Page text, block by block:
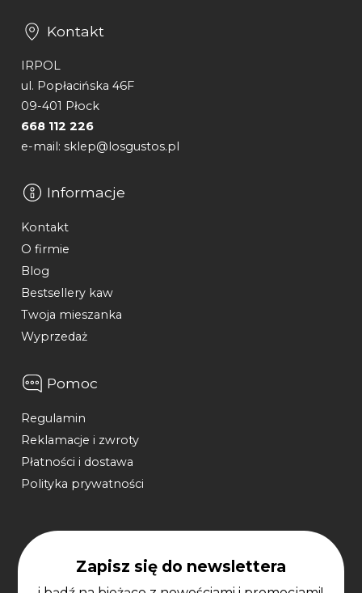
Kontakt
IRPOL
ul. Popłacińska 46F
09-401 Płock
668 112 226
e-mail: sklep@losgustos.pl
Informacje
Kontakt
O firmie
Blog
Bestsellery kaw
Twoja mieszanka
Wyprzedaż
Pomoc
Regulamin
Reklamacje i zwroty
Płatności i dostawa
Polityka prywatności
Zapisz się do newslettera